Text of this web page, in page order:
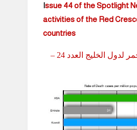
Issue 44 of the Spotlight
activities of the Red
countries
أنشطة الهلال الأحمر لدول الخليج العدد 24 –